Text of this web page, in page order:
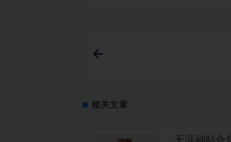
相关文章